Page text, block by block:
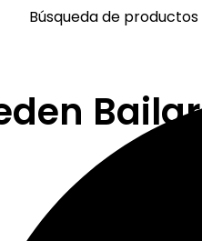
Búsqueda de productos
Bailar